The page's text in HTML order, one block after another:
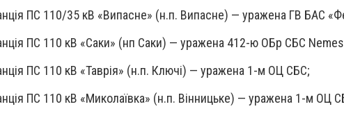
ПС 110/35 кВ «Випасне» (н.п. Випасне) — уражена ГВ БАС
ПС 110 кВ «Саки» (нп Саки) — уражена 412-ю ОБр СБС
ПС 110 кВ «Таврія» (н.п. Ключі) — уражена 1-м ОЦ СБС;
ПС 110 кВ «Миколаївка» (н.п. Вінницьке) — уражена 1-м ОЦ